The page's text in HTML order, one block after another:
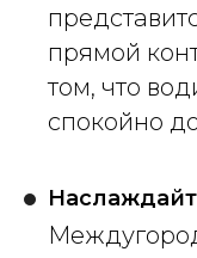
прямой
том, что
спокойно